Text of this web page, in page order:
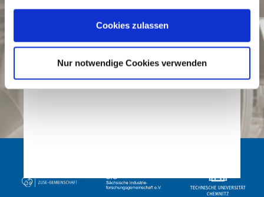
Cookies zulassen
Nur notwendige Cookies verwenden